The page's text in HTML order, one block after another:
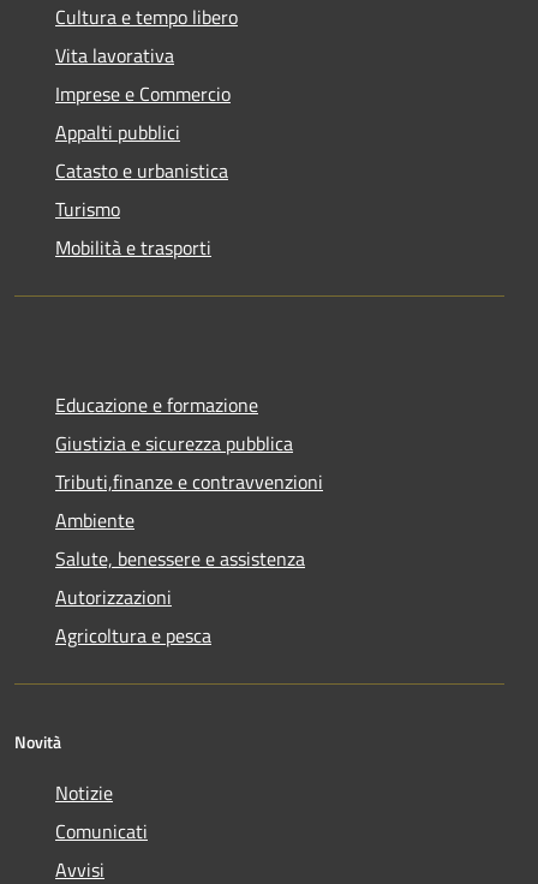
Cultura e tempo libero
Vita lavorativa
Imprese e Commercio
Appalti pubblici
Catasto e urbanistica
Turismo
Mobilità e trasporti
Educazione e formazione
Giustizia e sicurezza pubblica
Tributi,finanze e contravvenzioni
Ambiente
Salute, benessere e assistenza
Autorizzazioni
Agricoltura e pesca
Novità
Notizie
Comunicati
Avvisi